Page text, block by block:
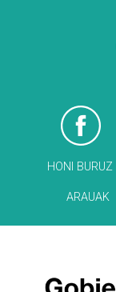
HONI BURUZ
ARAUAK